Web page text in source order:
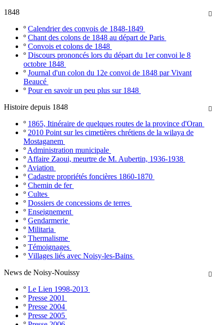

1848
º Calendrier des convois de 1848-1849
º Chant des colons de 1848 au départ de Paris
º Convois et colons de 1848
º Discours prononcés lors du départ du 1er convoi le 8
octobre 1848
º Journal d'un colon du 12e convoi de 1848 par Vivant
Beaucé
º Pour en savoir un peu plus sur 1848

Histoire depuis 1848
º 1865, Itinéraire de quelques routes de la province d'Oran
º 2010 Point sur les cimetières chrétiens de la wilaya de
Mostaganem
º Administration municipale
º Affaire Zaoui, meurtre de M. Aubertin, 1936-1938
º Aviation
º Cadastre propriétés foncières 1860-1870
º Chemin de fer
º Cultes
º Dossiers de concessions de terres
º Enseignement
º Gendarmerie
º Militaria
º Thermalisme
º Témoignages
º Villages liés avec Noisy-les-Bains

News de Noisy-Nouissy
º Le Lien 1998-2013
º Presse 2001
º Presse 2004
º Presse 2005